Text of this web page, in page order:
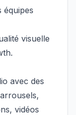
équipes
visuelle
avec des
vidéos